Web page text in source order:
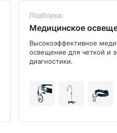
Подборка:
Медицинское
Высокоэффективное
освещение для четкой и
диагностики.